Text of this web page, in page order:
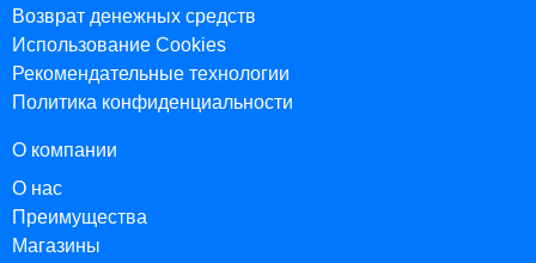
Возврат денежных средств
Использование Cookies
Рекомендательные технологии
Политика конфиденциальности
О компании
О нас
Преимущества
Магазины